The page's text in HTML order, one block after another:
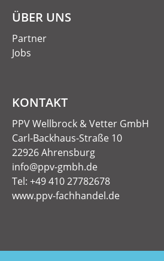
ÜBER UNS
Partner
Jobs
KONTAKT
PPV Wellbrock & Vetter GmbH
Carl-Backhaus-Straße 10
22926 Ahrensburg
info@ppv-gmbh.de
Tel: +49 410 27782678
www.ppv-fachhandel.de